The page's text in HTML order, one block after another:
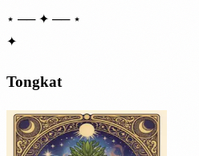
⋆ ── ✦ ── ⋆
✦
Tongkat